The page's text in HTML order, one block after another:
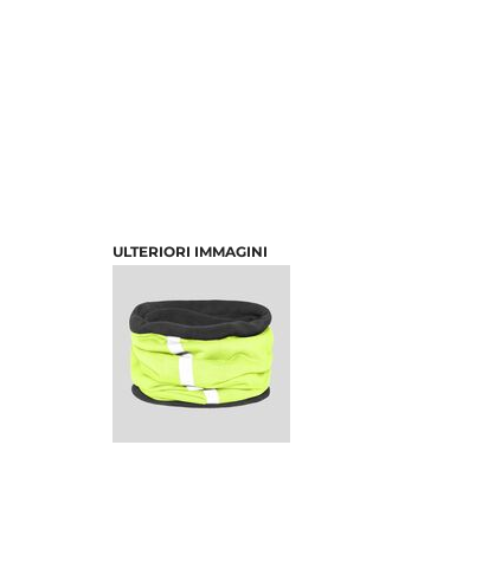
ULTERIORI IMMAGINI